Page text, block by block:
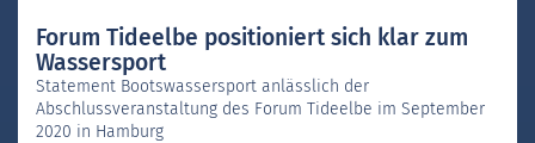
Forum Tideelbe positioniert sich klar zum
Wassersport
Statement Bootswassersport anlässlich der
Abschlussveranstaltung des Forum Tideelbe im September
2020 in Hamburg